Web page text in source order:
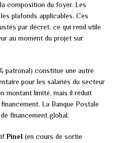
composition du foyer. Les
plafonds applicables. Ces
par décret, ce qui rend utile
au moment du projet sur
patronal) constitue une autre
pour les salariés du secteur
montant limité, mais il réduit
La Banque Postale
financement global.
Pinel (en cours de sortie